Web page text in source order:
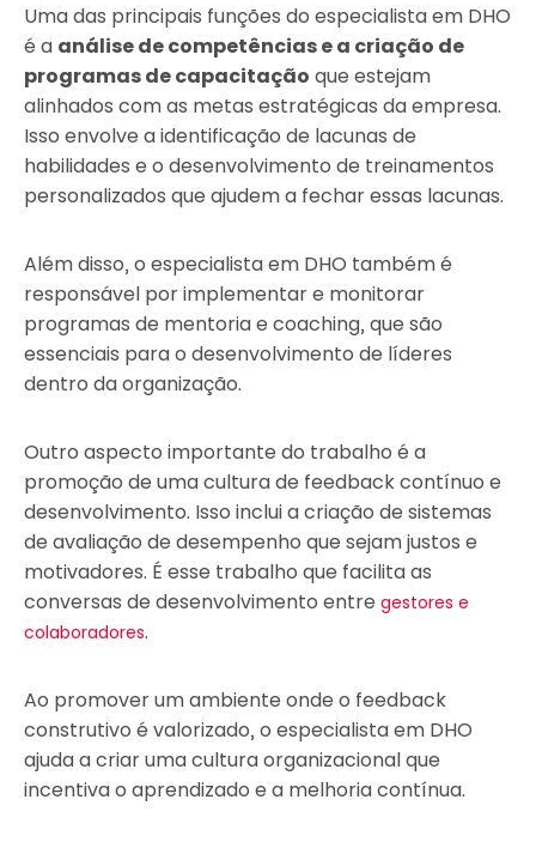
Uma das principais funções do especialista em DHO
é a análise de competências e a criação de
programas de capacitação que estejam
alinhados com as metas estratégicas da empresa.
Isso envolve a identificação de lacunas de
habilidades e o desenvolvimento de treinamentos
personalizados que ajudem a fechar essas lacunas.
Além disso, o especialista em DHO também é
responsável por implementar e monitorar
programas de mentoria e coaching, que são
essenciais para o desenvolvimento de líderes
dentro da organização.
Outro aspecto importante do trabalho é a
promoção de uma cultura de feedback contínuo e
desenvolvimento. Isso inclui a criação de sistemas
de avaliação de desempenho que sejam justos e
motivadores. É esse trabalho que facilita as
conversas de desenvolvimento entre gestores e
colaboradores.
Ao promover um ambiente onde o feedback
construtivo é valorizado, o especialista em DHO
ajuda a criar uma cultura organizacional que
incentiva o aprendizado e a melhoria contínua.